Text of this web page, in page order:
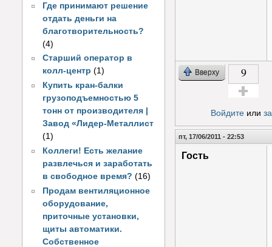
Где принимают решение
отдать деньги на
благотворительность?
(4)
Старший оператор в
колл-центр (1)
Купить кран-балки
грузоподъемностью 5
тонн от производителя |
Завод «Лидер-Металлист
(1)
Коллеги! Есть желание
развлечься и заработать
в свободное время? (16)
Продам вентиляционное
оборудование,
приточные установки,
щиты автоматики.
Собственное
Вверху 9
Войдитеили
пт, 17/06/2011 - 22:53
Гость